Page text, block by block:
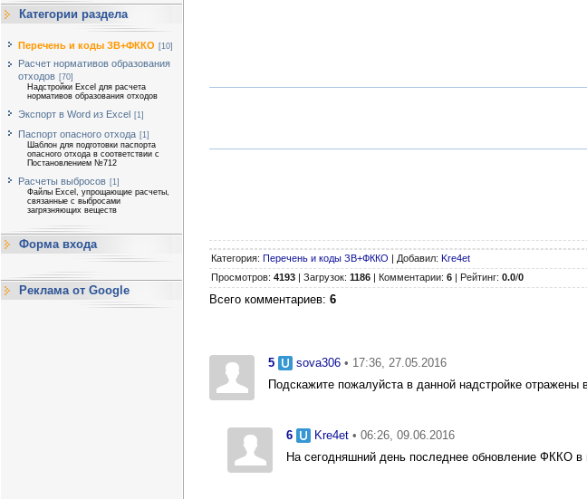
Категории раздела
Перечень и коды ЗВ+ФККО [10]
Расчет нормативов образования
отходов [70]
Надстройки Excel для расчета
нормативов образования отходов
Экспорт в Word из Excel [1]
Паспорт опасного отхода [1]
Шаблон для подготовки паспорта
опасного отхода в соответствии с
Постановлением №712
Расчеты выбросов [1]
Файлы Excel, упрощающие расчеты,
связанные с выбросами
загрязняющих веществ
Форма входа
Реклама от Google
Категория: Перечень и коды ЗВ+ФККО Добавил: Kre4et
Просмотров: 4193 Загрузок: 1186 Комментарии: 6 Рейтинг: 0.0/0
Всего комментариев: 6
5 sova306 • 17:36, 27.05.2016
Подскажите пожалуйста в данной надстройке отражены
6 Kre4et • 06:26, 09.06.2016
На сегодняшний день последнее обновление ФККО